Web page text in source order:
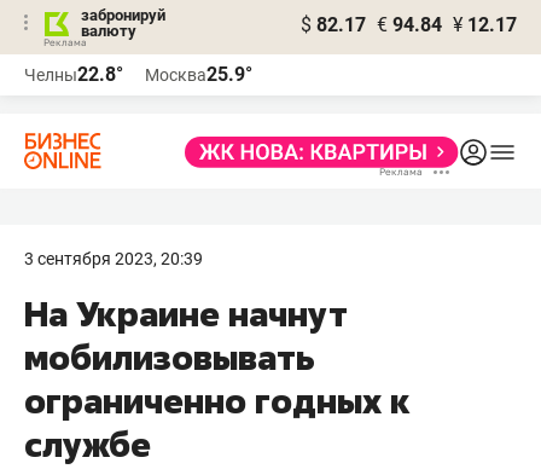
забронируй
валюту
$ 82.17 € 94.84 ¥ 12.17
Челны22.8° Москва25.9°
3 сентября 2023, 20:39
На Украине начнут
мобилизовывать
ограниченно годных к
службе